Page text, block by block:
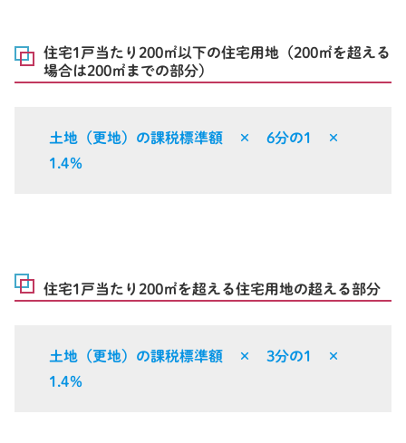
住宅1戸当たり200㎡以下の住宅用地（200㎡を超える
場合は200㎡までの部分）
土地（更地）の課税標準額 × 6分の1
×
1.4％
住宅1戸当たり200㎡を超える住宅用地の超える部分
土地（更地）の課税標準額 × 3分の1
×
1.4％